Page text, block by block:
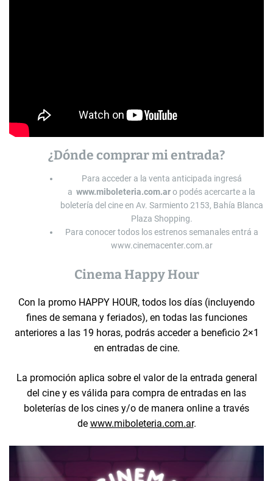
¿Dónde comprar mi entrada?
Para acceder a la venta anticipada ingresá
a www.miboleteria.com.aro podés acercarte a la
boletería del cine en Av. Sarmiento 2153, Bahía Blanca
Plaza Shopping.
Para conocer todos los estrenos semanales entrá a
www.cinemacenter.com.ar
Cinema Happy Hour
Con la promo HAPPY HOUR, todos los días (incluyendo
fines de semana y feriados), en todas las funciones
anteriores a las 19 horas, podrás acceder a beneficio 2×1
en entradas de cine.
La promoción aplica sobre el valor de la entrada general
del cine y es válida para compra de entradas en las
boleterías de los cines y/o de manera online a través
de www.miboleteria.com.ar.